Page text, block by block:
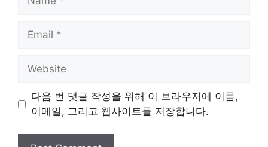
Email
Website
다음 번 댓글 작성을 위해 이 브라우저에 이름,
이메일, 그리고 웹사이트를 저장합니다.